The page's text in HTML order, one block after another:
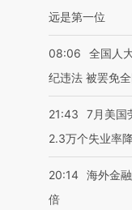
远是第一位
08:06
全国人
纪违法 被罢免
21:43
7月美国
2.3万个失业率
20:14 海外金
倍